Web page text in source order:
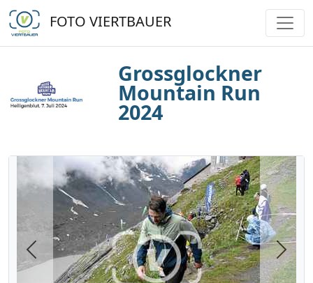
FOTO VIERTBAUER
Grossglockner
Mountain Run
2024
Previous Next